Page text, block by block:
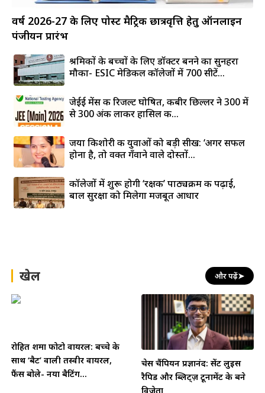
वर्ष 2026-27 के लिए पोस्ट मैट्रिक छात्रवृत्ति हेतु ऑनलाइन
पंजीयन प्रारंभ
श्रमिकों के बच्चों के लिए डॉक्टर बनने का सुनहरा
मौका- ESIC मेडिकल कॉलेजों में 700 सीटें...
जेईई मेंस की रिजल्ट घोषित, कबीर छिल्लर ने 300 में
से 300 अंक लाकर हासिल की...
जया किशोरी की युवाओं को बड़ी सीख: ‘अगर सफल
होना है, तो वक्त गँवाने वाले दोस्तों...
कॉलेजों में शुरू होगी ‘रक्षक’ पाठ्यक्रम की पढ़ाई,
बाल सुरक्षा को मिलेगा मजबूत आधार
खेल और पढ़ें➤
रोहित शर्मा फोटो वायरल: बच्चे के
साथ ‘बैट’ वाली तस्वीर वायरल,
फैंस बोले- नया बैटिंग...
चेस चैंपियन प्रज्ञानंद: सेंट लुइस
रैपिड और ब्लिट्ज़ टूर्नामेंट के बने
विजेता